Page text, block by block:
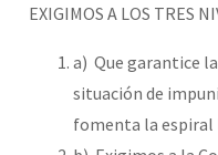
EXIGIMOS A LOS TRES
a) Que garantice
situación de
fomenta la espiral